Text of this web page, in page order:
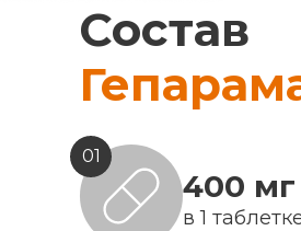
Состав
01
400
в 1